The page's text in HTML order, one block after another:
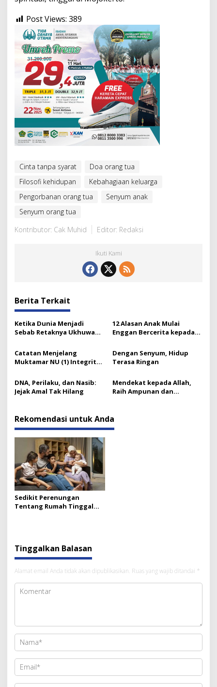
Post Views: 389
Cinta tanpa syarat
Doa orang tua
Filosofi kehidupan
Kebahagiaan keluarga
Pengorbanan orang tua
Senyum anak
Senyum orang tua
Kontributor: Cak Muhid
Editor: Redaksi
Ikuti Kami
Berita Terkait
Ketika Dunia Menjadi
Sebab Retaknya Ukhuwah
12 Alasan Anak Mulai
Enggan Bercerita kepada
Catatan Menjelang
Muktamar NU (1) Integritas
Ipul
Dengan Senyum, Hidup
Terasa Ringan
DNA, Perilaku, dan Nasib:
Jejak Amal Tak Hilang
Mendekat kepada Allah,
Raih Ampunan dan
Rekomendasi untuk Anda
Sedikit Perenungan
Tentang Rumah Tinggal
Tinggalkan Balasan
Alamat email Anda tidak akan dipublikasikan. Ruas yang wajib ditandai *